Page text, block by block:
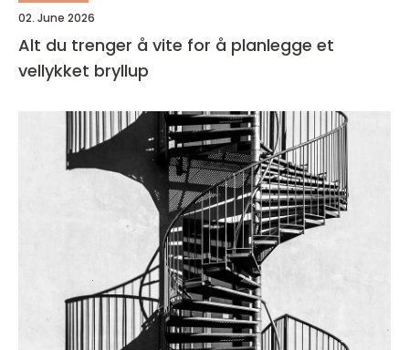
02. June 2026
Alt du trenger å vite for å planlegge et
vellykket bryllup